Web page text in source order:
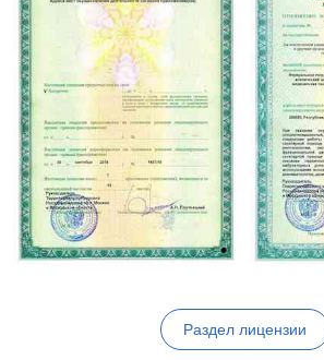
Раздел лицензии